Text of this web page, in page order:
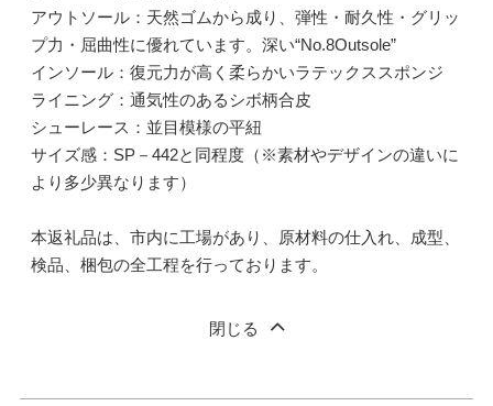
アウトソール：天然ゴムから成り、弾性・耐久性・グリッ
プ力・屈曲性に優れています。深い“No.8Outsole”
インソール：復元力が高く柔らかいラテックススポンジ
ライニング：通気性のあるシボ柄合皮
シューレース：並目模様の平紐
サイズ感：SP－442と同程度（※素材やデザインの違いに
より多少異なります）
本返礼品は、市内に工場があり、原材料の仕入れ、成型、
検品、梱包の全工程を行っております。
閉じる